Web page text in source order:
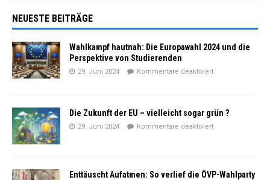
NEUESTE BEITRÄGE
Wahlkampf hautnah: Die Europawahl 2024 und die
Perspektive von Studierenden
29. Juni 2024 Kommentare deaktiviert
Die Zukunft der EU – vielleicht sogar grün ?
29. Juni 2024 Kommentare deaktiviert
Enttäuscht Aufatmen: So verlief die ÖVP-Wahlparty